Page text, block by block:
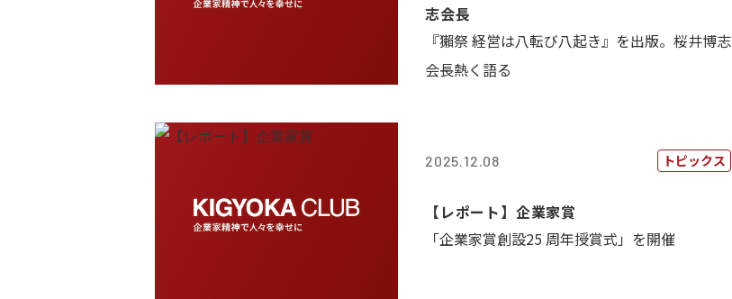
志会長
『獺祭 経営は八転び八起き』を出版。桜井博志
会長熱く語る
2025.12.08 トピックス
【レポート】企業家賞
「企業家賞創設25 周年授賞式」を開催